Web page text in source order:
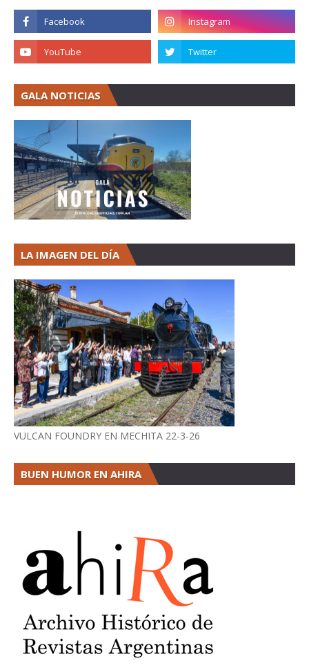
GALA NOTICIAS
LA IMAGEN DEL DÍA
VULCAN FOUNDRY EN MECHITA 22-3-26
BUEN HUMOR EN AHIRA